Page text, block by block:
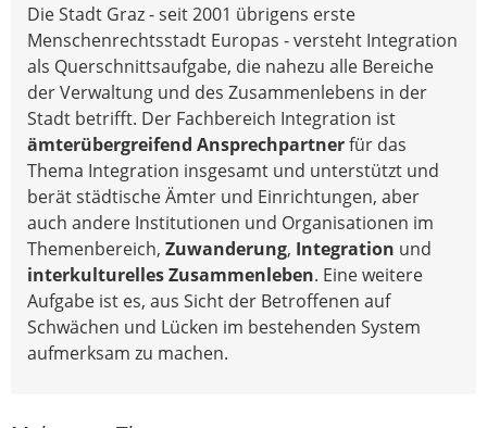
Die Stadt Graz - seit 2001 übrigens erste
Menschenrechtsstadt Europas - versteht Integration
als Querschnittsaufgabe, die nahezu alle Bereiche
der Verwaltung und des Zusammenlebens in der
Stadt betrifft. Der Fachbereich Integration ist
ämterübergreifend Ansprechpartnerfür das
Thema Integration insgesamt und unterstützt und
berät städtische Ämter und Einrichtungen, aber
auch andere Institutionen und Organisationen im
Themenbereich, Zuwanderung, Integration und
interkulturelles Zusammenleben. Eine weitere
Aufgabe ist es, aus Sicht der Betroffenen auf
Schwächen und Lücken im bestehenden System
aufmerksam zu machen.